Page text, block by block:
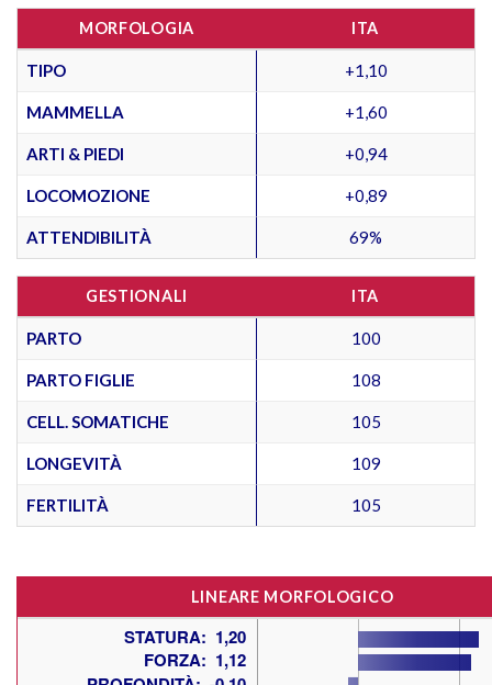
MORFOLOGIA ITA
TIPO +1,10
MAMMELLA +1,60
ARTI & PIEDI +0,94
LOCOMOZIONE +0,89
ATTENDIBILITÀ 69%
GESTIONALI ITA
PARTO 100
PARTO FIGLIE 108
CELL. SOMATICHE 105
LONGEVITÀ 109
FERTILITÀ 105
LINEARE MORFOLOGICO